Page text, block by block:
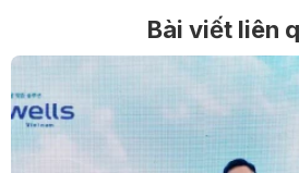
Bài viết liên